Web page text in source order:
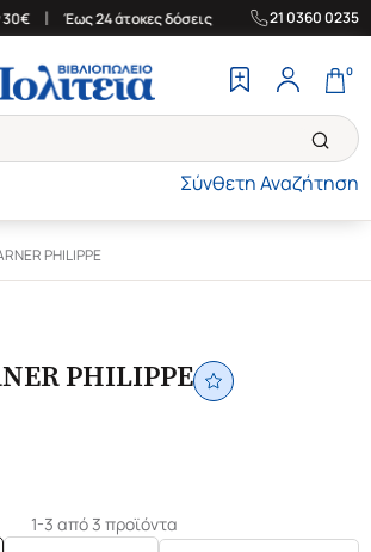
Έως 24 άτοκες δόσεις | Δωρεάν
21 0360 0235
Σύνθετη Αναζήτηση
0
PHILIPPE
PHILIPPE
1-3 από 3 προϊόντα